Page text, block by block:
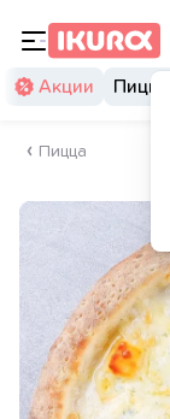
Акции Пицца
Пицца